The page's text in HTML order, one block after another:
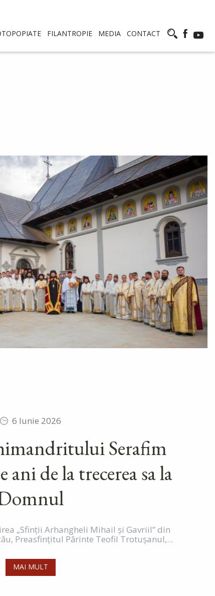
FILANTROPIE MEDIA CONTACT
6 Iunie 2026
Serafim
ani de la trecerea sa la
„Sfinții Arhangheli Mihail și Gavriil” din
Preasfințitul Părinte Teofil Trotușanul,...
MAI MULT